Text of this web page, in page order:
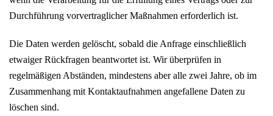
Durchführung vorvertraglicher Maßnahmen erforderlich ist.
Die Daten werden gelöscht, sobald die Anfrage einschließlich
etwaiger Rückfragen beantwortet ist. Wir überprüfen in
regelmäßigen Abständen, mindestens aber alle zwei Jahre, ob im
Zusammenhang mit Kontaktaufnahmen angefallene Daten zu
löschen sind.